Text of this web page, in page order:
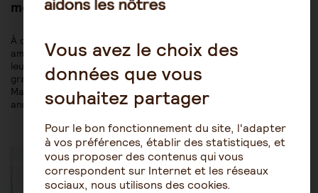
médicaments efficaces contre Alzheimer ?
À deux reprises en un an, des anticorps monoclonaux anti-
amyloïdes ont relancé les espoirs thérapeutiques en prouvant
leur efficacité contre Alzheimer, à l'issue d'essais cliniques de
grande ampleur : le lecanemab et le donanemab. Une première !
Maintenant que ces résultats encourageants ont été
annoncés, quelles sont les prochaines étapes ?…
Category:
Être aidant Le rôle de l'aidant
Vous avez le choix des
données que vous
souhaitez partager
Pour le bon fonctionnement du site, l'adapter
à vos préférences, établir des statistiques, et
vous proposer des contenus qui vous
correspondent sur Internet et les réseaux
sociaux, nous utilisons des cookies.